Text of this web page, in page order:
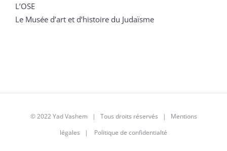
L’OSE
Le Musée d’art et d’histoire du Judaïsme
© 2022 Yad Vashem | Tous droits réservés | Mentions
légales | Politique de confidentialté